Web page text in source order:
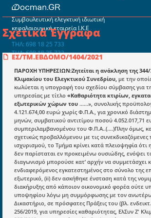
Σχετικά Έγγραφα
ΕΣ/ΤΜ.ΕΒΔΟΜΟ/1404/2021
ΠΑΡΟΧΗ ΥΠΗΡΕΣΙΩΝ:Ζητείται η ανάκληση της 344/
Κλιμακίου του Ελεγκτικού Συνεδρίου, με την
κωλύεται η υπογραφή του σχεδίου σύμβασης για
υπηρεσίας με τίτλο «Καθαριότητα κτιρίων,
εξωτερικών χώρων του ……», συνολικής
4.121.674,00 ευρώ χωρίς Φ.Π.Α., για χρονικό
μηνών, συμβατικού αντιτίμου ποσού 4.052.017,71
συμπεριλαμβανομένου του Φ.Π.Α..(....)Πλην όμως,
σχετικώς προβαλλόμενου με τις
ισχυρισμού, το Τμήμα κρίνει κατά πλειοψηφία ότι
δεν παρίσταται εν προκειμένω ουσιώδης, ενόψει
διαγωνισμό μπορούσε κατ’ αρχήν να συμμετάσχει
ενδιαφερόμενος εγκατεστημένος στο σύνολο της
εξωτερικό, (ii) δεν ασκήθηκε ένσταση κατά της
διακήρυξης από κάποιον οικονομικό φορέα ούτε
υποψηφίου λόγω μη συμμόρφωσης με τον
Δικαστήριο, σε πρόσφατες Πράξεις του (βλ.
256/2019, για υπηρεσίες καθαριότητας, ΕλΣυν Ζ'
Συμβουλευτική ελεγκτική ιδιωτική
κεφαλαιουχική εταιρεία Ι.Κ.Ε
ΤΗΛ: 698 18 25 733
ΤΗΛ: 698 18 25 732
mydocmangr@gmail.com
Docman.gr
Ποιοί είμαστε;
Μια πολυετής εθελοντική προσπάθεια που
μετατράπηκε σε επιχειρηματική οντότητα και
στην διάδοση της γνώσης.
Ενότητες
Επικαιρότητα
E-book